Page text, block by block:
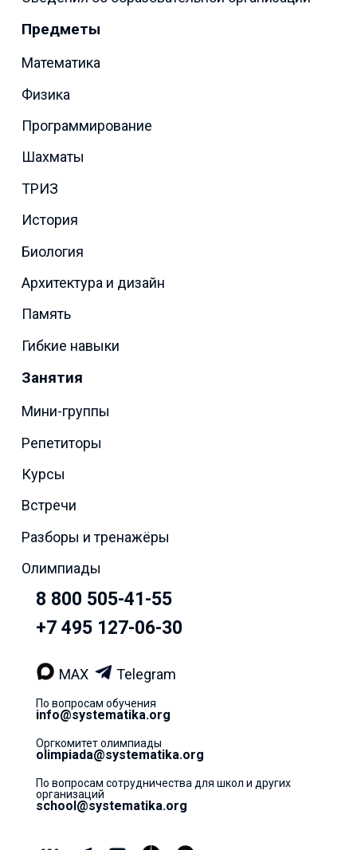
Предметы
Математика
Физика
Программирование
Шахматы
ТРИЗ
История
Биология
Архитектура и дизайн
Память
Гибкие навыки
Занятия
Мини-группы
Репетиторы
Курсы
Встречи
Разборы и тренажёры
Олимпиады
8 800 505-41-55
+7 495 127-06-30
MAX Telegram
По вопросам обучения
info@systematika.org
Оргкомитет олимпиады
olimpiada@systematika.org
По вопросам сотрудничества для школ и других
организаций
school@systematika.org